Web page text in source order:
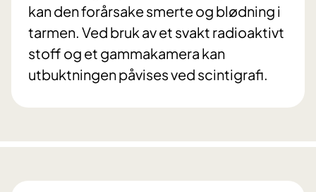
kan den forårsake smerte og blødning i
tarmen. Ved bruk av et svakt radioaktivt
stoff og et gammakamera kan
utbuktningen påvises ved scintigrafi.